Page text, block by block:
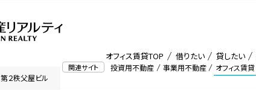
関連サイト 投資用不動産 事業用不動産 オフィス賃貸
オフィス賃貸TOP 借りたい 貸したい
第２秩父屋ビル